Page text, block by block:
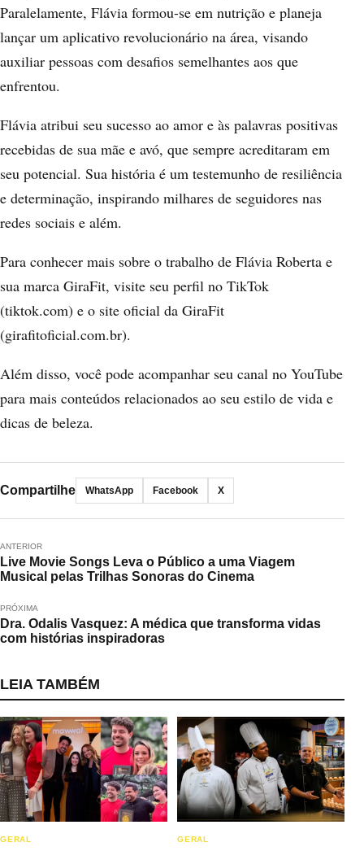
Paralelamente, Flávia formou-se em nutrição e planeja
lançar um aplicativo revolucionário na área, visando
auxiliar pessoas com desafios semelhantes aos que
enfrentou.
Flávia atribui seu sucesso ao amor e às palavras positivas
recebidas de sua mãe e avó, que sempre acreditaram em
seu potencial. Sua história é um testemunho de resiliência
e determinação, inspirando milhares de seguidores nas
redes sociais e além.
Para conhecer mais sobre o trabalho de Flávia Roberta e
sua marca GiraFit, visite seu perfil no TikTok
(tiktok.com) e o site oficial da GiraFit
(girafitoficial.com.br).
Além disso, você pode acompanhar seu canal no YouTube
para mais conteúdos relacionados ao seu estilo de vida e
dicas de beleza.
Compartilhe WhatsApp Facebook X
ANTERIOR
Live Movie Songs Leva o Público a uma Viagem
Musical pelas Trilhas Sonoras do Cinema
PRÓXIMA
Dra. Odalis Vasquez: A médica que transforma vidas
com histórias inspiradoras
LEIA TAMBÉM
GERAL GERAL